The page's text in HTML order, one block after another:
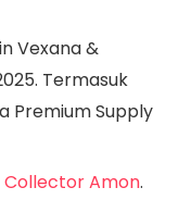
Vexana &
Termasuk
Premium Supply
Collector Amon.